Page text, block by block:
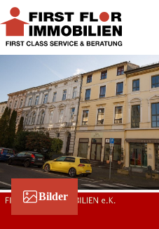
Zum
Inhalt
springen
Bilder